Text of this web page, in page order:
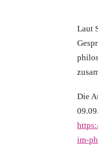
Laut
Die
im-